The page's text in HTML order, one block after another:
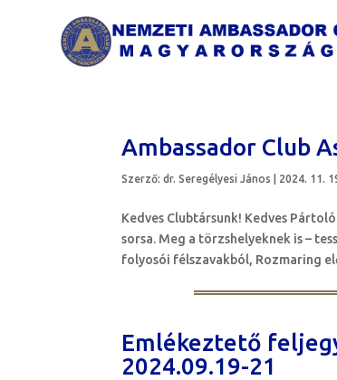
Ambassador Club
Szerző:dr. Seregélyesi János 2024. 11.
Kedves Clubtársunk! Kedves
sorsa. Meg a törzshelyeknek is –
folyosói félszavakból, Rozmaring
Emlékeztető
2024.09.19-21